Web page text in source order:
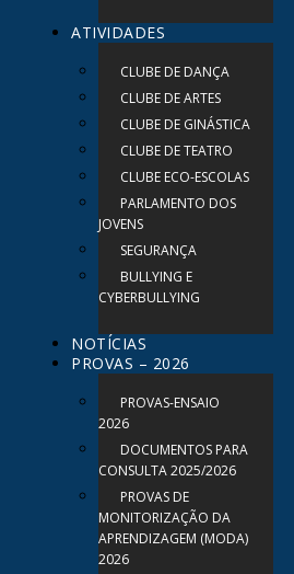
ATIVIDADES
CLUBE DE DANÇA
CLUBE DE ARTES
CLUBE DE GINÁSTICA
CLUBE DE TEATRO
CLUBE ECO-ESCOLAS
PARLAMENTO DOS
JOVENS
SEGURANÇA
BULLYING E
CYBERBULLYING
NOTÍCIAS
PROVAS – 2026
PROVAS-ENSAIO
2026
DOCUMENTOS PARA
CONSULTA 2025/2026
PROVAS DE
MONITORIZAÇÃO DA
APRENDIZAGEM (MODA)
2026